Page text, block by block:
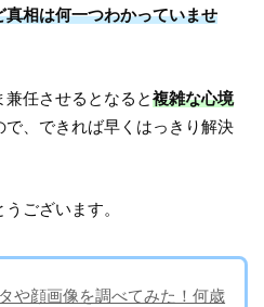
相は何一つわかっていませ
兼任させるとなると複雑な心境
で、できれば早くはっきり解決
ございます。
や顔画像を調べてみた！何歳